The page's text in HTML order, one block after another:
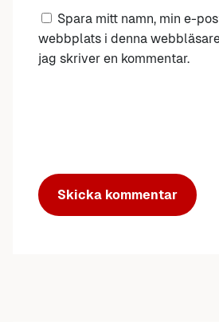
Spara mitt namn, min e-
webbplats i denna
jag skriver en kommentar.